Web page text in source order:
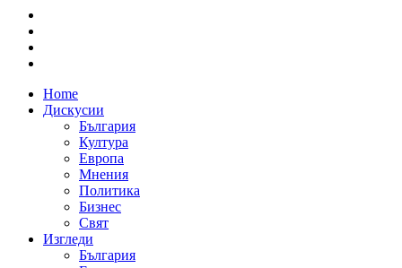
Home
Дискусии
България
Култура
Европа
Мнения
Политика
Бизнес
Свят
Изгледи
България